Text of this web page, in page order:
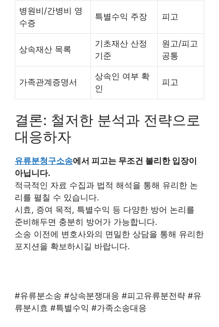
병원비/간병비 영
수증
특별수익 주장 피고
상속재산 목록
기초재산 산정
기준
원고/피고
공통
가족관계증명서
상속인 여부 확
인
피고
결론: 철저한 분석과 전략으로
대응하자
유류분청구소송에서 피고는 무조건 불리한 입장이
아닙니다.
적극적인 자료 수집과 법적 해석을 통해 유리한 논
리를 펼칠 수 있습니다.
시효, 증여 목적, 특별수익 등 다양한 방어 논리를
준비해두면 충분히 방어가 가능합니다.
소송 이전에 변호사와의 면밀한 상담을 통해 유리한
포지션을 확보하시길 바랍니다.
#유류분소송 #상속분쟁대응 #피고유류분전략 #유
류분시효 #특별수익 #가족소송대응